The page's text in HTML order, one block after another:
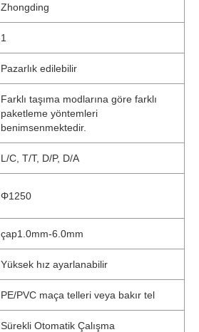
Zhongding
1
Pazarlık edilebilir
Farklı taşıma modlarına göre farklı
paketleme yöntemleri
benimsenmektedir.
L/C, T/T, D/P, D/A
Φ1250
çap1.0mm-6.0mm
Yüksek hız ayarlanabilir
PE/PVC maça telleri veya bakır tel
Sürekli Otomatik Çalışma